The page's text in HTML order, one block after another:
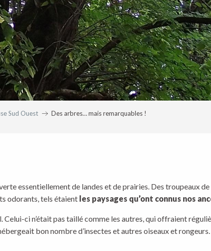
Sud Ouest Des arbres… mais remarquables !
favoris
essentiellement de landes et de prairies. Des troupeaux
odorants, tels étaient les paysages qu’ont connus nos
ci n’était pas taillé comme les autres, qui offraient
bon nombre d’insectes et autres oiseaux et rongeurs.